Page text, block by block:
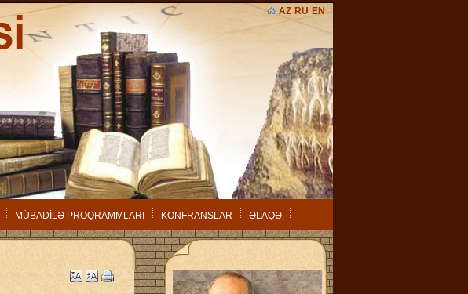
AZ RU EN
MÜBADİLƏ PROQRAMMLARI KONFRANSLAR ƏLAQƏ